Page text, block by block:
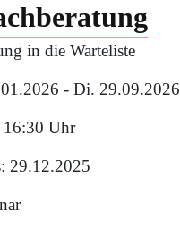
in die Warteliste
-Di. 29.09.2026
16:30 Uhr
29.12.2025